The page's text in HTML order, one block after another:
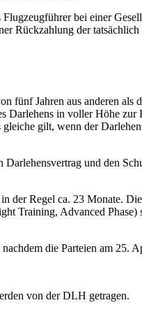
bei einer
Rückzahlung der
Jahren aus anderen als
Darlehens in voller Höhe
gilt, wenn der
und den
der Regel ca. 23 Monate.
Training, Advanced
die Parteien am 25.
von der DLH getragen.